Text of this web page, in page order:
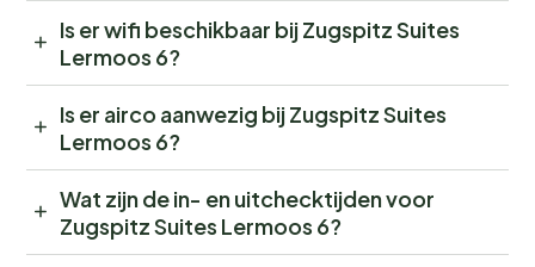
Is er wifi beschikbaar bij Zugspitz Suites
Lermoos 6?
Is er airco aanwezig bij Zugspitz Suites
Lermoos 6?
Wat zijn de in- en uitchecktijden voor
Zugspitz Suites Lermoos 6?